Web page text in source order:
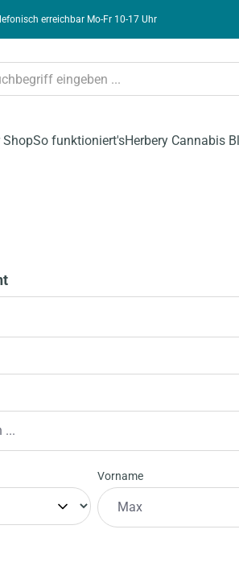
erreichbar Mo-Fr 10-17 Uhr
ShopSo funktioniert'sHerbery Cannabis
Vorname